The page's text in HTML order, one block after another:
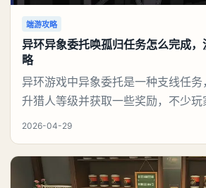
端游攻略
异环异象委托唤孤归任务怎么完成
略
异环游戏中异象委托是一种支线任
升猎人等级并获取一些奖励，不少玩
任务应该怎么做，今天游戏熊就来
础任务指引前往主城区办公楼区域
置：办公楼楼顶飞机坪。赶路捷径
2026-04-29